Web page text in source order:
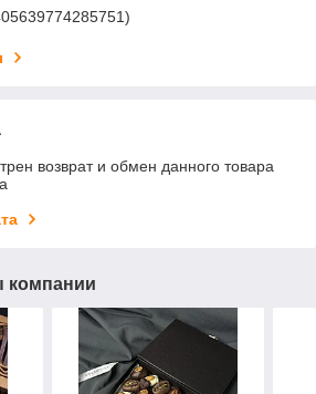
возврат и обмен данного товара
компании